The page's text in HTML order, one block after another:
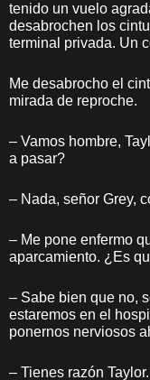
tenido un vuelo
desabrochen los
terminal privada. Un
Me desabrocho el
mirada de reproche.
– Vamos hombre,
a pasar?
– Nada, señor Grey,
– Me pone enfermo
aparcamiento. ¿Es
– Sabe bien que no,
estaremos en el
ponernos nerviosos
– Tienes razón